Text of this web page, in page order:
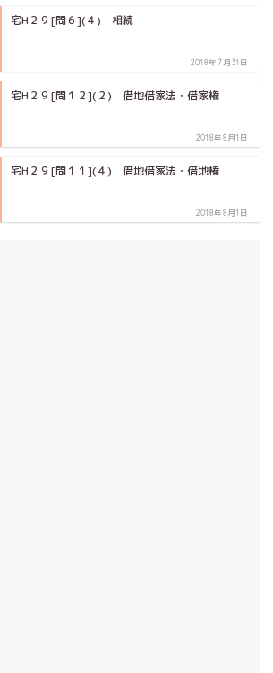
宅H２９[問６](４) 相続
2018年7月31日
宅H２９[問１２](２) 借地借家法・借家権
2018年8月1日
宅H２９[問１１](４) 借地借家法・借地権
2018年8月1日